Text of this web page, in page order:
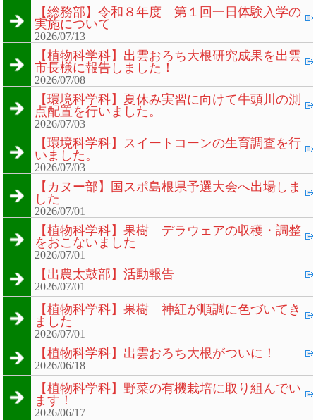
【総務部】令和８年度 第１回一日体験入学の
実施について
2026/07/13
【植物科学科】出雲おろち大根研究成果を出雲
市長様に報告しました！
2026/07/08
【環境科学科】夏休み実習に向けて牛頭川の測
点配置を行いました。
2026/07/03
【環境科学科】スイートコーンの生育調査を行
いました。
2026/07/03
【カヌー部】国スポ島根県予選大会へ出場しま
した
2026/07/01
【植物科学科】果樹 デラウェアの収穫・調整
をおこないました
2026/07/01
【出農太鼓部】活動報告
2026/07/01
【植物科学科】果樹 神紅が順調に色づいてき
ました
2026/07/01
【植物科学科】出雲おろち大根がついに！
2026/06/18
【植物科学科】野菜の有機栽培に取り組んでい
ます！
2026/06/17